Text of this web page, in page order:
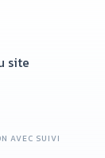
site
AVEC SUIVI